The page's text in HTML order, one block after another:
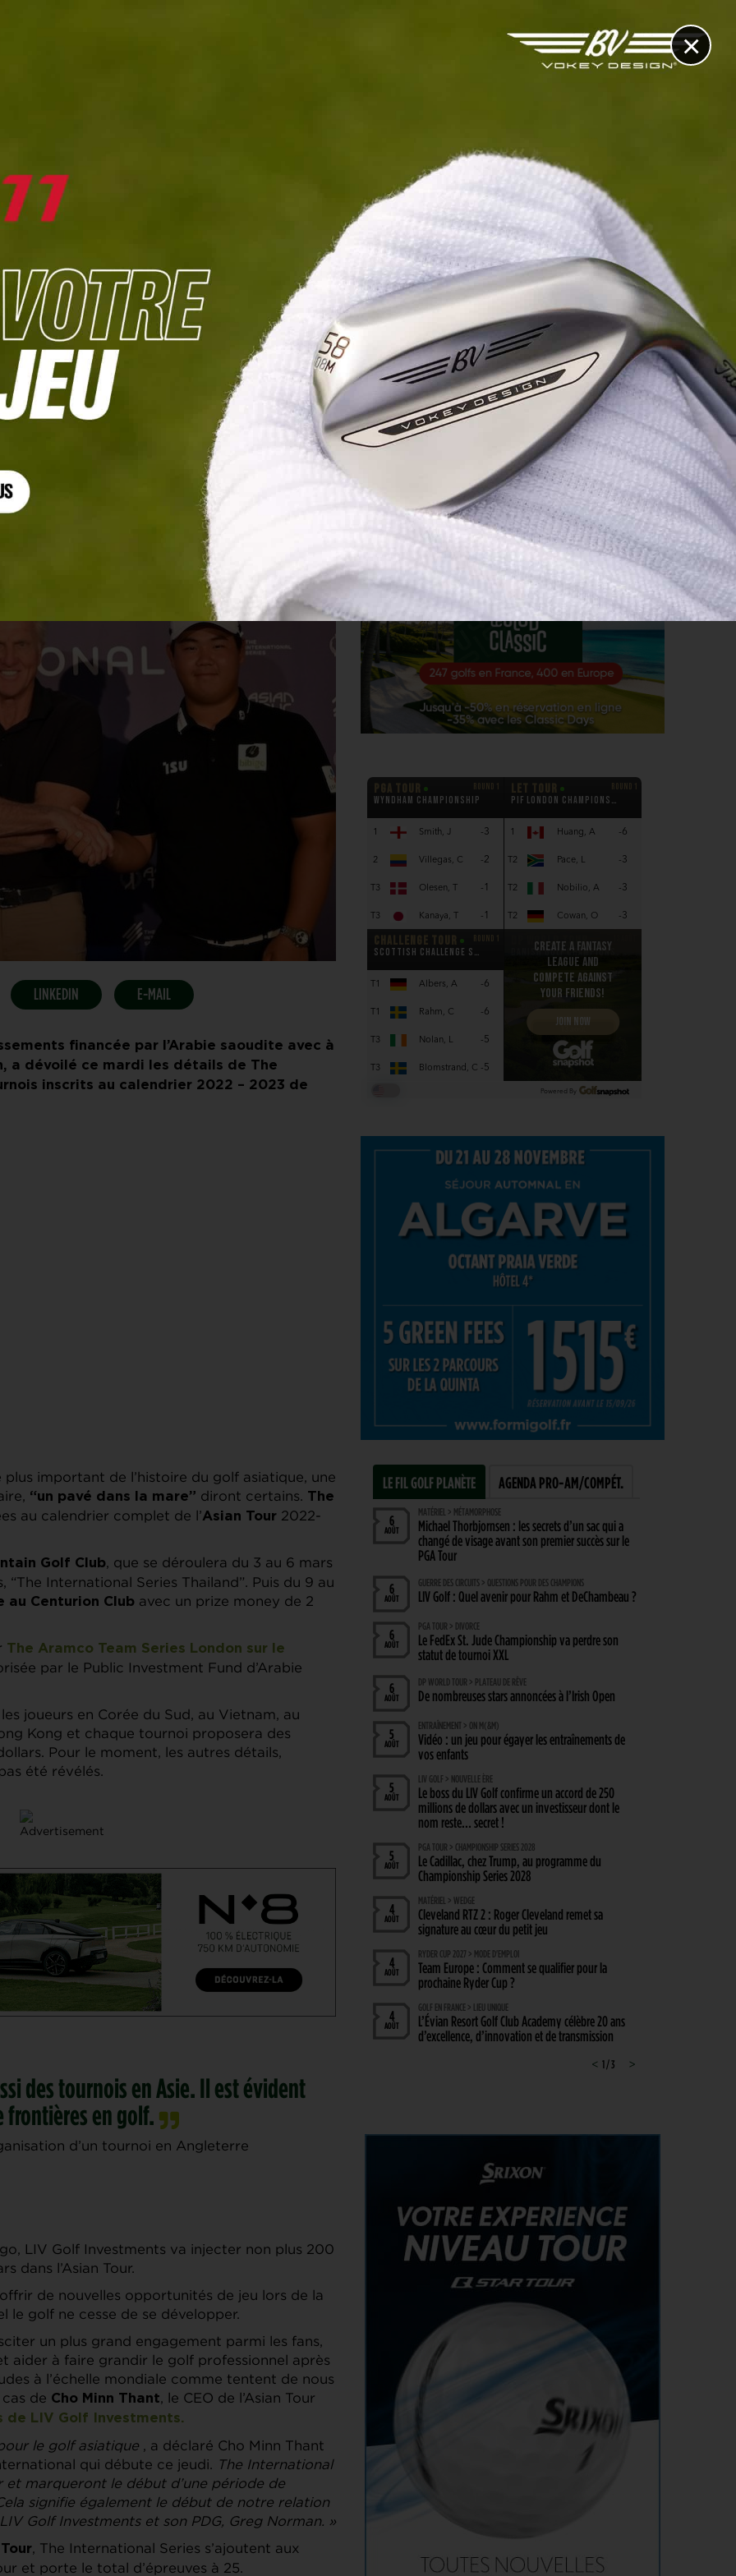
×
feront étape à Londres !
LINKEDIN E-MAIL
financée par l’Arabie saoudite avec à
a dévoilé ce mardi les détails de The
inscrits au calendrier 2022 – 2023 de
important de l’histoire du golf asiatique, une
“un pavé dans la mare” diront certains. The
au calendrier complet de l’Asian Tour 2022-
Golf Club, que se déroulera du 3 au 6 mars
“The International Series Thailand”. Puis du 9 au
au Centurion Club avec un prize money de 2
The Aramco Team Series London sur le
par le Public Investment Fund d’Arabie
joueurs en Corée du Sud, au Vietnam, au
Kong et chaque tournoi proposera des
Pour le moment, les autres détails,
été révélés.
des tournois en Asie. Il est évident
frontières en golf.
d’un tournoi en Angleterre
LIV Golf Investments va injecter non plus 200
dans l’Asian Tour.
de nouvelles opportunités de jeu lors de la
le golf ne cesse de se développer.
un plus grand engagement parmi les fans,
aider à faire grandir le golf professionnel après
à l’échelle mondiale comme tentent de nous
de Cho Minn Thant, le CEO de l’Asian Tour
de LIV Golf Investments.
le golf asiatique , a déclaré Cho Minn Thant
qui débute ce jeudi. The International
et marqueront le début d’une période de
signifie également le début de notre relation
Golf Investments et son PDG, Greg Norman. »
, The International Series s’ajoutent aux
et porte le total d’épreuves à 25.
LE FIL GOLF PLANÈTE AGENDA PRO-AM/COMPÉT.
6
AOÛT
MATÉRIEL > MÉTAMORPHOSE
Michael Thorbjornsen : les secrets d’un sac qui a
changé de visage avant son premier succès sur le
PGA Tour
6
AOÛT
GUERRE DES CIRCUITS > QUESTIONS POUR DES CHAMPIONS
LIV Golf : Quel avenir pour Rahm et DeChambeau ?
6
AOÛT
PGA TOUR > DIVORCE
Le FedEx St. Jude Championship va perdre son
statut de tournoi XXL
6
AOÛT
DP WORLD TOUR > PLATEAU DE RÊVE
De nombreuses stars annoncées à l’Irish Open
5
AOÛT
ENTRAÎNEMENT > ON M(&M)
Vidéo : un jeu pour égayer les entraînements de
vos enfants
5
AOÛT
LIV GOLF > NOUVELLE ÈRE
Le boss du LIV Golf confirme un accord de 250
millions de dollars avec un investisseur dont le
nom reste… secret !
5
AOÛT
PGA TOUR > CHAMPIONSHIP SERIES 2028
Le Cadillac, chez Trump, au programme du
Championship Series 2028
4
AOÛT
MATÉRIEL > WEDGE
Cleveland RTZ 2 : Roger Cleveland remet sa
signature au cœur du petit jeu
4
AOÛT
RYDER CUP 2027 > MODE D'EMPLOI
Team Europe : Comment se qualifier pour la
prochaine Ryder Cup ?
4
AOÛT
GOLF EN FRANCE > LIEU UNIQUE
L’Évian Resort Golf Club Academy célèbre 20 ans
d’excellence, d’innovation et de transmission
s’en fiche !
Solheim Cup 2026 : ces cinq joueuses qui restent à
quai malgré leur candidature
SOLHEIM CUP 2026 > QUALIFIÉES !
Angel Yin et Jennifer Kupcho rejoignent Nelly
Korda dans la liste des qualifiées pour la Solheim
Cup 2026
PGA TOUR > PÉPITE
s’apprête à débarquer sur le PGA Tour ?
WYNDHAM CHAMPIONSHIP > FEDEXCUP
FedExCup : Bradley, Day, Koepka, Finau… Pavon
et Saddier jouent gros au Wyndham Championship
Patrick Cantlay et Michael Thorbjornsen renoncent
Deux Françaises dans l’équipe européenne de
Donald Trump se vante d’avoir gagné un tournoi
grâce à son talent « que les autres n’ont pas »
< >
1 / 3